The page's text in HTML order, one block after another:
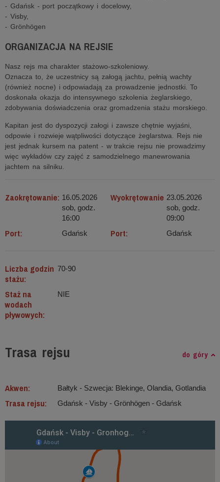
- Gdańsk - port początkowy i docelowy,
- Visby,
- Grönhögen
ORGANIZACJA NA REJSIE
Nasz rejs ma charakter stażowo-szkoleniowy.
Oznacza to, że uczestnicy są załogą jachtu, pełnią wachty
(również nocne) i odpowiadają za prowadzenie jednostki. To
doskonała okazja do intensywnego szkolenia żeglarskiego,
zdobywania doświadczenia oraz gromadzenia stażu morskiego.
Kapitan jest do dyspozycji załogi i zawsze chętnie wyjaśni,
odpowie i rozwieje wątpliwości dotyczące żeglarstwa. Rejs nie
jest jednak kursem na patent - w trakcie rejsu nie prowadzimy
więc wykładów czy zajęć z samodzielnego manewrowania
jachtem na silniku.
Zaokrętowanie: 16.05.2026
sob, godz.
16:00
Wyokrętowanie 23.05.2026
sob, godz.
09:00
Port: Gdańsk Port: Gdańsk
Liczba godzin
stażu:
70-90
Staż na
wodach
pływowych:
NIE
Trasa rejsu do góry
Akwen: Bałtyk ‐ Szwecja: Blekinge, Olandia, Gotlandia
Trasa rejsu: Gdańsk - Visby - Grönhögen - Gdańsk